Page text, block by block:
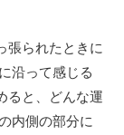
張られたときに
沿って感じる
ると、どんな運
内側の部分に